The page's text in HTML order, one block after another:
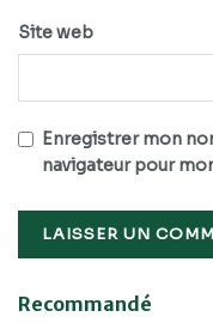
Site web
Enregistrer mon
navigateur pour
Recommandé